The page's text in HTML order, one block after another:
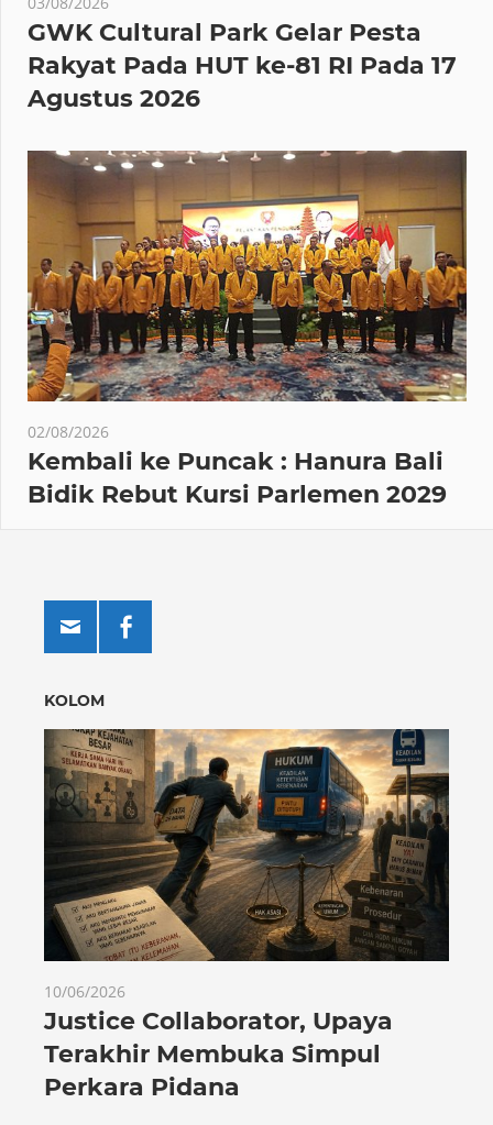
GWK Cultural Park Gelar Pesta
Rakyat Pada HUT ke-81 RI Pada 17
Agustus 2026
02/08/2026
Kembali ke Puncak : Hanura Bali
Bidik Rebut Kursi Parlemen 2029
KOLOM
10/06/2026
Justice Collaborator, Upaya
Terakhir Membuka Simpul
Perkara Pidana